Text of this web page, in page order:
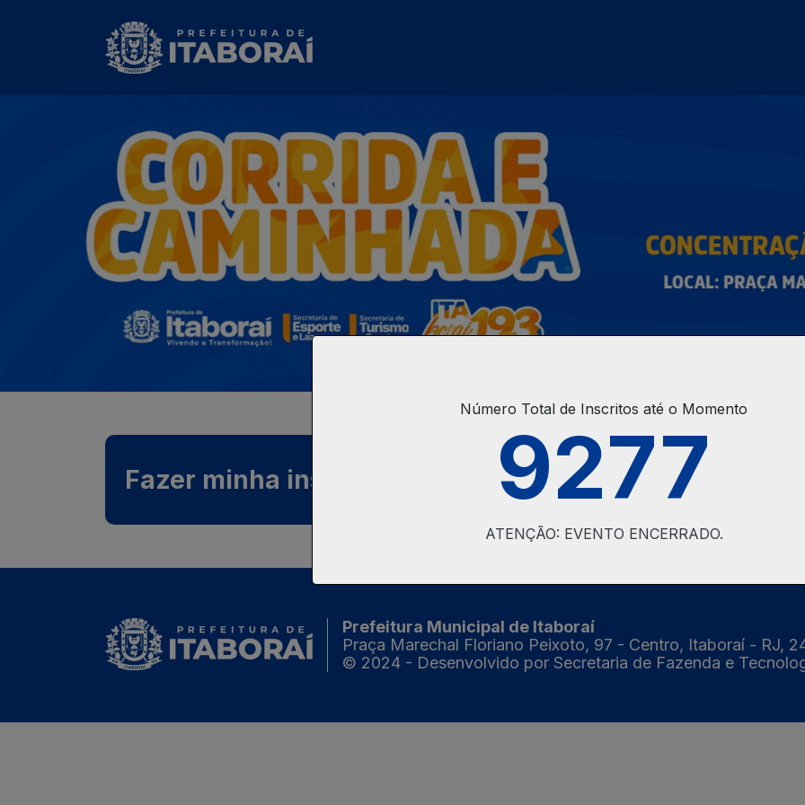
Fazer minha inscrição Recuperar Voucher
Prefeitura Municipal de Itaboraí
Praça Marechal Floriano Peixoto, 97 - Centro, Itaboraí - RJ,
© 2024 - Desenvolvido por Secretaria de Fazenda e
Número Total de Inscritos até o Momento
9277
ATENÇÃO: EVENTO ENCERRADO.